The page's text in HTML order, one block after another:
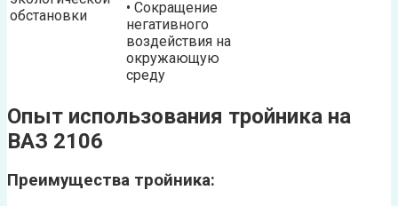
обстановки
• Сокращение
негативного
воздействия на
окружающую
среду
Опыт использования тройника на
ВАЗ 2106
Преимущества тройника: